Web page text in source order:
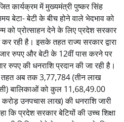
कार्यक्रम में मुख्यमंत्री पुष्कर सिंह
बेटा- बेटी के बीच होने वाले भेदभाव को
को प्रोत्साहन देने के लिए प्रदेश सरकार
कर रही है। इसके तहत राज्य सरकार द्वारा
रुपए और बेटी के 12वीं पास करने पर
रुपए की धनराशि प्रदान की जा रही है।
तहत अब तक 3,77,784 (तीन लाख
बालिकाओं को कुल 11,68,49.00
उनपचास लाख) की धनराशि जारी
कि प्रदेश सरकार बेटियों की उच्च शिक्षा